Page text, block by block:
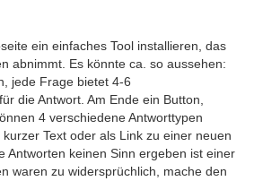
ein einfaches Tool installieren, das
abnimmt. Es könnte ca. so aussehen:
jede Frage bietet 4-6
die Antwort. Am Ende ein Button,
4 verschiedene Antworttypen
Text oder als Link zu einer neuen
Antworten keinen Sinn ergeben ist einer
waren zu widersprüchlich, mache den